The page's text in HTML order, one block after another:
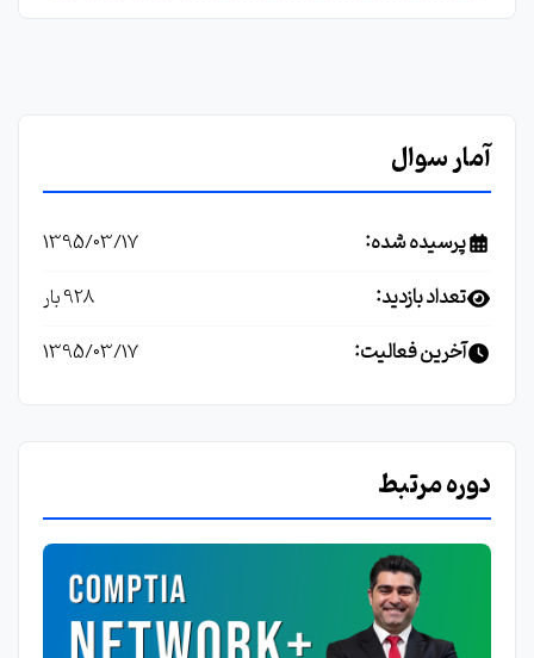
آمار سوال
پرسیده شده: 1395/03/17
تعداد بازدید: 928 بار
آخرین فعالیت: 1395/03/17
دوره مرتبط